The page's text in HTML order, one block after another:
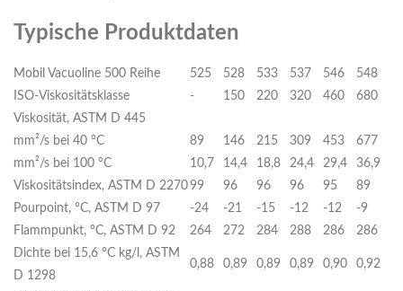
Typische Produktdaten
Mobil Vacuoline 500 Reihe 525 528 533 537 546
548
ISO-Viskositätsklasse
- 150 220 320 460
680
Viskosität, ASTM D 445
mm²/s bei 40 °C
89 146 215 309 453
677
mm²/s bei 100 °C
10,7 14,4 18,8 24,4 29,4
36,9
Viskositätsindex, ASTM D 227099 96 96 96 95
89
Pourpoint, °C, ASTM D 97
-24 -21 -15 -12 -12
-9
Flammpunkt, °C, ASTM D 92
264 272 284 288 286
286
Dichte bei 15,6 °C kg/l, ASTM
D 1298
0,88 0,89 0,89 0,89 0,90 0,92